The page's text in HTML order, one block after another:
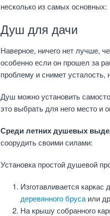
несколько из самых основных:
Душ для дачи
Наверное, ничего нет лучше,
особенно если он прошел за
проблему и снимет
Душ можно установить
это выбрать для него место и
Среди летних душевых
соорудить своими силами:
Установка простой душевой
Изготавливается
деревянного бруса или
На крышу собранного